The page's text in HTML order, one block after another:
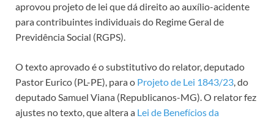
aprovou projeto de lei que dá direito ao auxílio-acidente
para contribuintes individuais do Regime Geral de
Previdência Social (RGPS).
O texto aprovado é osubstitutivodo relator, deputado
Pastor Eurico (PL-PE), para o Projeto de Lei 1843/23, do
deputado Samuel Viana (Republicanos-MG). O relator fez
ajustes no texto, que altera a Lei de Benefícios da